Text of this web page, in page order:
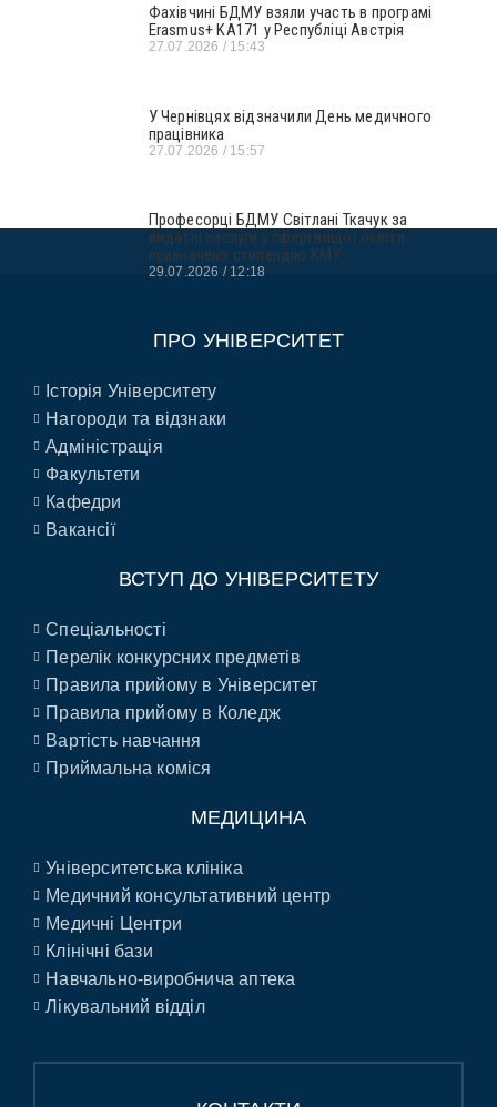
Фахівчині БДМУ взяли участь в програмі
Erasmus+ KA171 у Республіці Австрія
27.07.2026 15:43
У Чернівцях відзначили День медичного
працівника
27.07.2026 15:57
Професорці БДМУ Світлані Ткачук за
видатні заслуги у сфері вищої освіти
призначено стипендію КМУ
29.07.2026 12:18
ПРО УНІВЕРСИТЕТ
Історія Університету
Нагороди та відзнаки
Адміністрація
Факультети
Кафедри
Вакансії
ВСТУП ДО УНІВЕРСИТЕТУ
Спеціальності
Перелік конкурсних предметів
Правила прийому в Університет
Правила прийому в Коледж
Вартість навчання
Приймальна коміся
МЕДИЦИНА
Університетська клініка
Медичний консультативний центр
Медичні Центри
Клінічні бази
Навчально-виробнича аптека
Лікувальний відділ